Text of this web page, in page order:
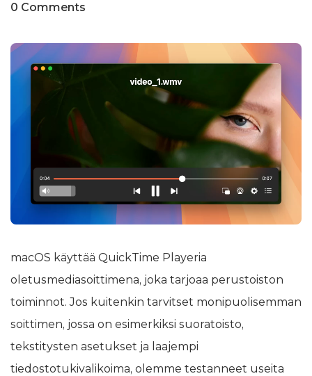
0 Comments
macOS käyttää QuickTime Playeria
oletusmediasoittimena, joka tarjoaa perustoiston
toiminnot. Jos kuitenkin tarvitset monipuolisemman
soittimen, jossa on esimerkiksi suoratoisto,
tekstitysten asetukset ja laajempi
tiedostotukivalikoima, olemme testanneet useita